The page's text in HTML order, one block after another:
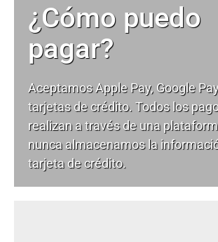
¿Cómo puedo
pagar?
Aceptamos Apple Pay, Google
tarjetas de crédito. Todos los
realizan a través de una
nunca almacenamos la
tarjeta de crédito.